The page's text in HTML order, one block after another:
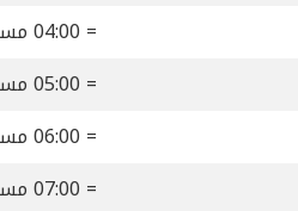
= 04:00 مساءً
= 05:00 مساءً
= 06:00 مساءً
= 07:00 مساءً